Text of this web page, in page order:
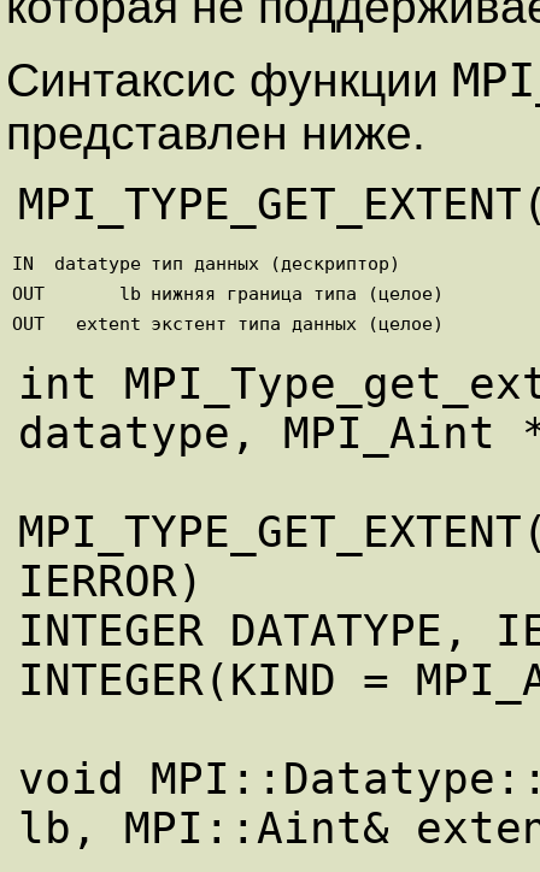
Синтаксис функции
представлен ниже.
IN datatype тип данных (дескриптор)
OUT
lb нижняя граница типа (целое)
OUT
extent экстент типа данных (целое)
int
datatype,
IERROR)
INTEGER DATATYPE,
INTEGER(KIND =
void